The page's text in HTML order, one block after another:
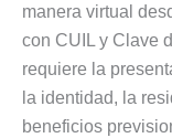
manera virtual
con CUIL y Clave
requiere la
la identidad, la
beneficios